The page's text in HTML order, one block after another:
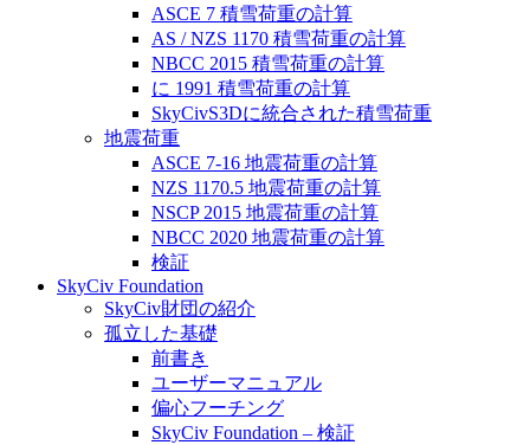
ASCE 7 積雪荷重の計算
AS / NZS 1170 積雪荷重の計算
NBCC 2015 積雪荷重の計算
に 1991 積雪荷重の計算
SkyCivS3Dに統合された積雪荷重
地震荷重
ASCE 7-16 地震荷重の計算
NZS 1170.5 地震荷重の計算
NSCP 2015 地震荷重の計算
NBCC 2020 地震荷重の計算
検証
SkyCiv Foundation
SkyCiv財団の紹介
孤立した基礎
前書き
ユーザーマニュアル
偏心フーチング
SkyCiv Foundation – 検証